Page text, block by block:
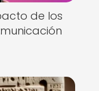
de los